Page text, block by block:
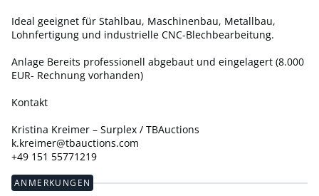
Ideal geeignet für Stahlbau, Maschinenbau, Metallbau,
Lohnfertigung und industrielle CNC-Blechbearbeitung.
Anlage Bereits professionell abgebaut und eingelagert (8.000
EUR- Rechnung vorhanden)
Kontakt
Kristina Kreimer – Surplex / TBAuctions
k.kreimer@tbauctions.com
+49 151 55771219
ANMERKUNGEN